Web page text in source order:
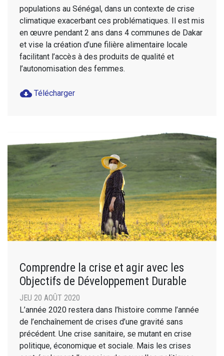
populations au Sénégal, dans un contexte de crise
climatique exacerbant ces problématiques. Il est mis
en œuvre pendant 2 ans dans 4 communes de Dakar
et vise la création d’une filière alimentaire locale
facilitant l’accès à des produits de qualité et
l’autonomisation des femmes.
cloud_download Télécharger
Comprendre la crise et agir avec les
Objectifs de Développement Durable
JEU 20 AOÛT 2020
L’année 2020 restera dans l’histoire comme l’année
de l’enchaînement de crises d’une gravité sans
précédent. Une crise sanitaire, se mutant en crise
politique, économique et sociale. Mais les crises